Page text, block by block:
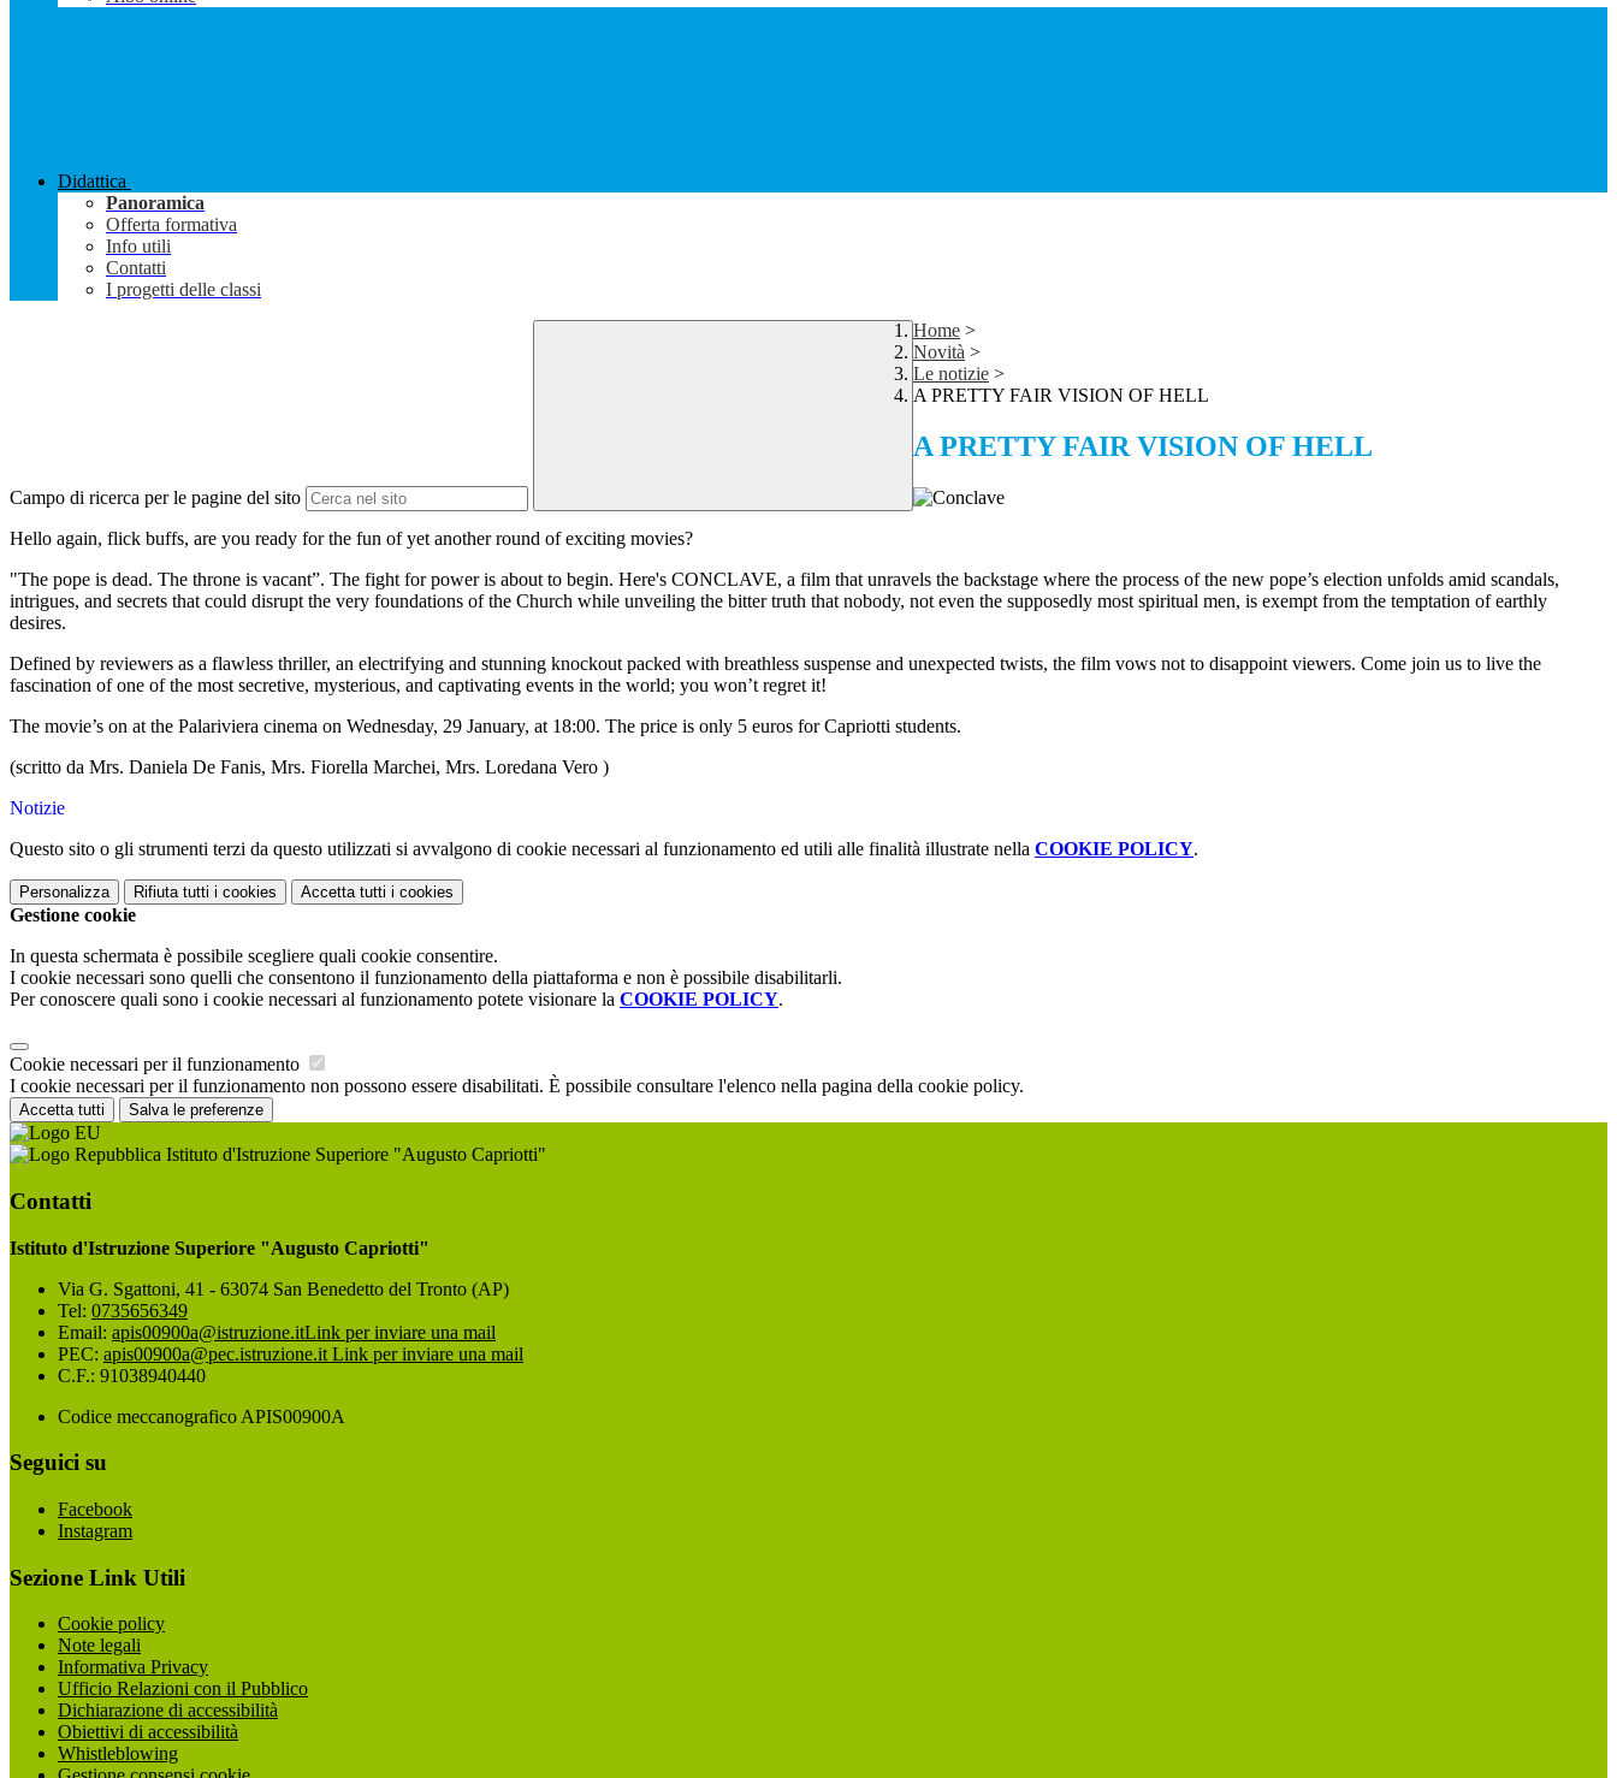
Didattica
Panoramica
Offerta formativa
Info utili
Contatti
I progetti delle classi
Campo di ricerca per le pagine del sito
Home >
Novità >
Le notizie >
A PRETTY FAIR VISION OF HELL
A PRETTY FAIR VISION OF HELL
Hello again, flick buffs, are you ready for the fun of yet another round of exciting movies?
"The pope is dead. The throne is vacant”. The fight for power is about to begin. Here's CONCLAVE, a film that unravels the backstage where the process of the new pope’s election unfolds amid scandals,
intrigues, and secrets that could disrupt the very foundations of the Church while unveiling the bitter truth that nobody, not even the supposedly most spiritual men, is exempt from the temptation of earthly
desires.
Defined by reviewers as a flawless thriller, an electrifying and stunning knockout packed with breathless suspense and unexpected twists, the film vows not to disappoint viewers. Come join us to live the
fascination of one of the most secretive, mysterious, and captivating events in the world; you won’t regret it!
The movie’s on at the Palariviera cinema on Wednesday, 29 January, at 18:00. The price is only 5 euros for Capriotti students.
(scritto da Mrs. Daniela De Fanis, Mrs. Fiorella Marchei, Mrs. Loredana Vero )
Notizie
Questo sito o gli strumenti terzi da questo utilizzati si avvalgono di cookie necessari al funzionamento ed utili alle finalità illustrate nella COOKIE POLICY.
Personalizza Rifiuta tutti i cookies Accetta tutti i cookies
Gestione cookie
In questa schermata è possibile scegliere quali cookie consentire.
I cookie necessari sono quelli che consentono il funzionamento della piattaforma e non è possibile disabilitarli.
Per conoscere quali sono i cookie necessari al funzionamento potete visionare la COOKIE POLICY.
Cookie necessari per il funzionamento
I cookie necessari per il funzionamento non possono essere disabilitati. È possibile consultare l'elenco nella pagina della cookie policy.
Accetta tutti Salva le preferenze
Istituto d'Istruzione Superiore "Augusto Capriotti"
Contatti
Istituto d'Istruzione Superiore "Augusto Capriotti"
Via G. Sgattoni, 41 - 63074 San Benedetto del Tronto (AP)
Tel: 0735656349
Email: apis00900a@istruzione.itLink per inviare una mail
PEC: apis00900a@pec.istruzione.it Link per inviare una mail
C.F.: 91038940440
Codice meccanografico APIS00900A
Seguici su
Facebook
Instagram
Sezione Link Utili
Cookie policy
Note legali
Informativa Privacy
Ufficio Relazioni con il Pubblico
Dichiarazione di accessibilità
Obiettivi di accessibilità
Whistleblowing